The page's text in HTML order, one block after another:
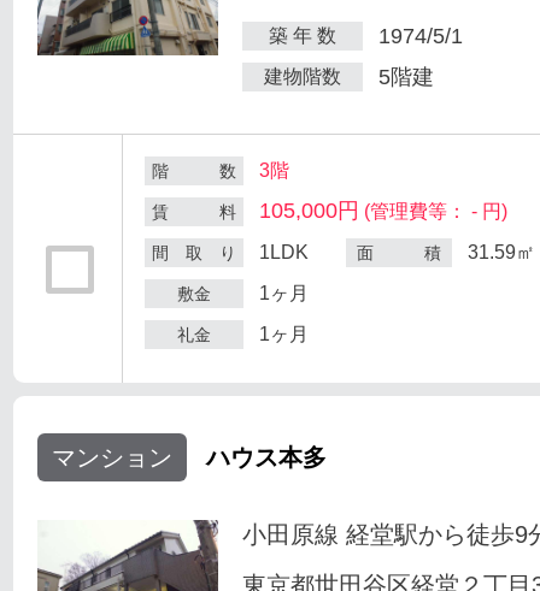
築 年 数 1974/5/1
建物階数 5階建
階 数 3階
賃 料 105,000円 (管理費等： - 円)
間 取 り 1LDK 面 積 31.59㎡
敷金 1ヶ月
礼金 1ヶ月
マンション ハウス本多
小田原線 経堂駅から徒歩9
東京都世田谷区経堂２丁目